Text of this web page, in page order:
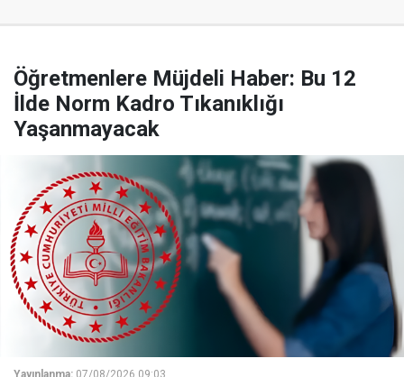
Öğretmenlere Müjdeli Haber: Bu 12
İlde Norm Kadro Tıkanıklığı
Yaşanmayacak
Yayınlanma: 07/08/2026 09:03